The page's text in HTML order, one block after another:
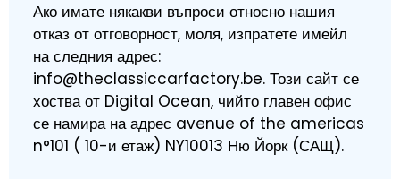
Ако имате някакви въпроси относно нашия
отказ от отговорност, моля, изпратете имейл
на следния адрес:
info@theclassiccarfactory.be. Този сайт се
хоства от Digital Ocean, чийто главен офис
се намира на адрес avenue of the americas
n°101 ( 10-и етаж) NY10013 Ню Йорк (САЩ).